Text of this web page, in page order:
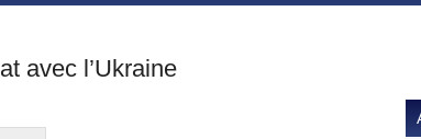
avec l’Ukraine